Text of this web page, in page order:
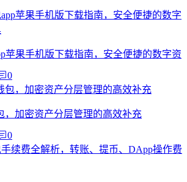
苹果手机版下载指南，安全便捷的数字资
0
，加密资产分层管理的高效补充
0